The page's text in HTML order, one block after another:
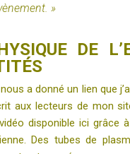
»
DE
a donné un lien que
aux lecteurs de mon
disponible ici grâce
Des tubes de